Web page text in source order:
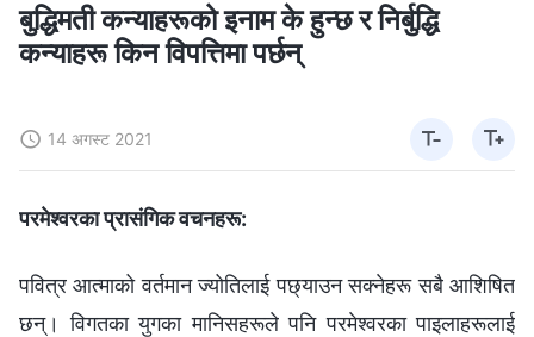
बुद्धिमती कन्याहरूको इनाम के हुन्छ र निर्बुद्धि
कन्याहरू किन विपत्तिमा पर्छन्
14 अगस्ट 2021
परमेश्‍वरका प्रासंगिक वचनहरू:
पवित्र आत्‍माको वर्तमान ज्योतिलाई पछ्याउन सक्‍नेहरू सबै आशिषित
छन्। विगतका युगका मानिसहरूले पनि परमेश्‍वरका पाइलाहरूलाई